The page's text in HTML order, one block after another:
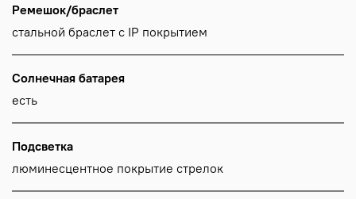
Ремешок/браслет
стальной браслет с IP покрытием
Солнечная батарея
есть
Подсветка
люминесцентное покрытие стрелок